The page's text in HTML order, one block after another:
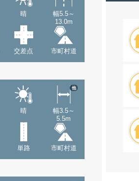
晴
幅5.5～
13.0m
交差点 市町村道
晴
幅3.5～
5.5m
他
単路 市町村道